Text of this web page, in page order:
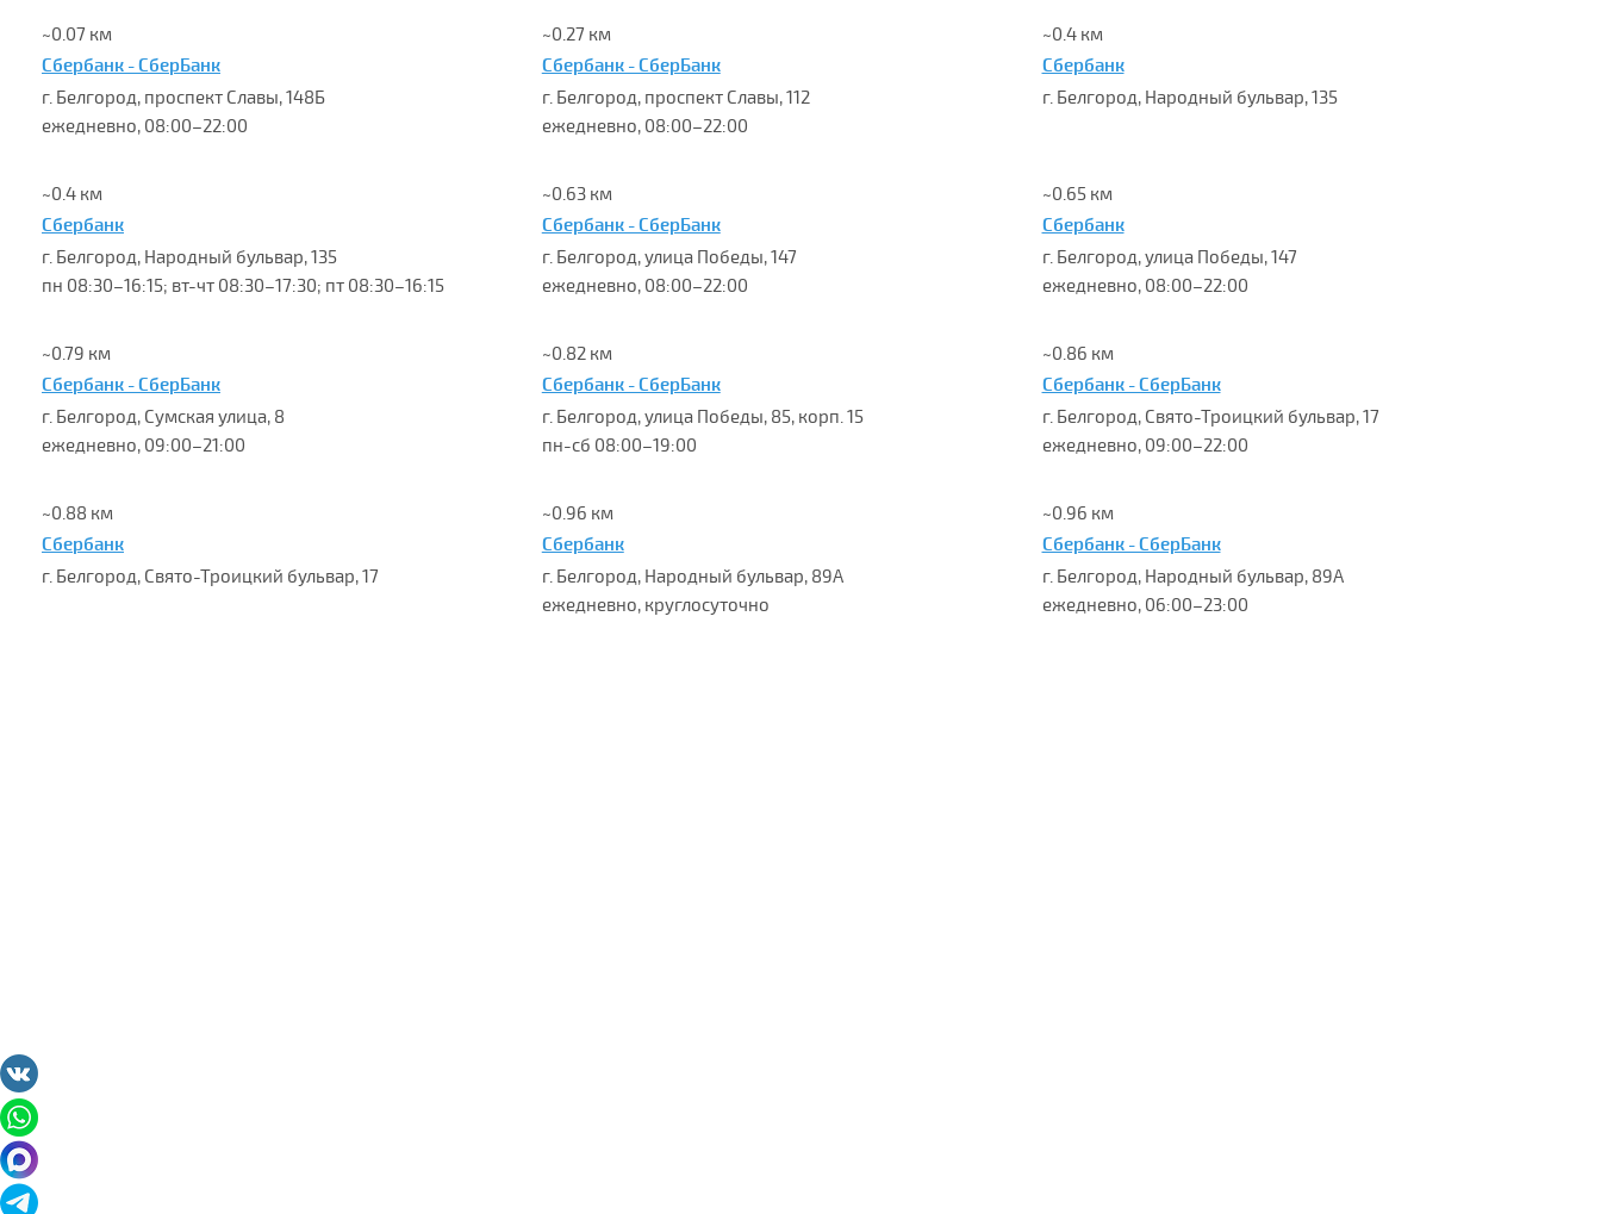
~0.07 км
Сбербанк - СберБанк
г. Белгород, проспект Славы, 148Б
ежедневно, 08:00–22:00
~0.27 км
Сбербанк - СберБанк
г. Белгород, проспект Славы, 112
ежедневно, 08:00–22:00
~0.4 км
Сбербанк
г. Белгород, Народный бульвар, 135
~0.4 км
Сбербанк
г. Белгород, Народный бульвар, 135
пн 08:30–16:15; вт-чт 08:30–17:30; пт 08:30–16:15
~0.63 км
Сбербанк - СберБанк
г. Белгород, улица Победы, 147
ежедневно, 08:00–22:00
~0.65 км
Сбербанк
г. Белгород, улица Победы, 147
ежедневно, 08:00–22:00
~0.79 км
Сбербанк - СберБанк
г. Белгород, Сумская улица, 8
ежедневно, 09:00–21:00
~0.82 км
Сбербанк - СберБанк
г. Белгород, улица Победы, 85, корп. 15
пн-сб 08:00–19:00
~0.86 км
Сбербанк - СберБанк
г. Белгород, Свято-Троицкий бульвар, 17
ежедневно, 09:00–22:00
~0.88 км
Сбербанк
г. Белгород, Свято-Троицкий бульвар, 17
~0.96 км
Сбербанк
г. Белгород, Народный бульвар, 89А
ежедневно, круглосуточно
~0.96 км
Сбербанк - СберБанк
г. Белгород, Народный бульвар, 89А
ежедневно, 06:00–23:00